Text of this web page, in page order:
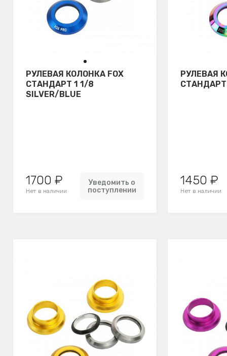
РУЛЕВАЯ КОЛОНКА FOX
СТАНДАРТ 1 1/8
SILVER/BLUE
1700 ₽
Нет в наличии
Уведомить о
поступлении
РУЛЕВАЯ
СТАНДАРТ
1450 ₽
Нет в наличии